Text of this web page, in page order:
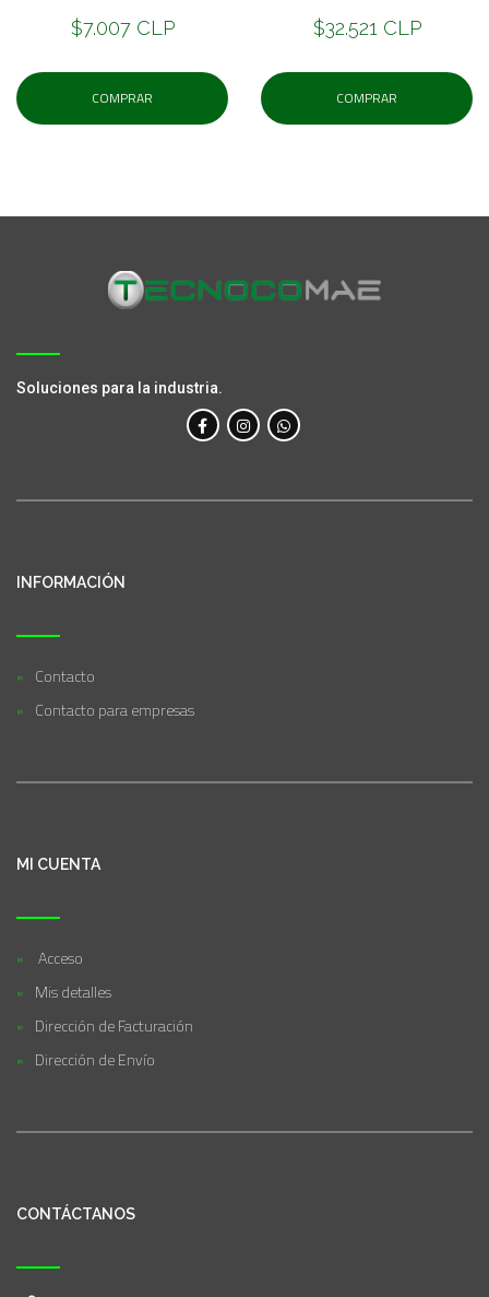
$7.007 CLP
COMPRAR
$32.521 CLP
COMPRAR
Soluciones para la industria.
INFORMACIÓN
Contacto
Contacto para empresas
MI CUENTA
Acceso
Mis detalles
Dirección de Facturación
Dirección de Envío
CONTÁCTANOS